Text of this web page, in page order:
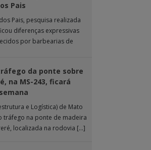
Pais
Pais, pesquisa realizada
diferenças expressivas
por barbearias de
da ponte sobre
na MS-243, ficará
e Logística) de Mato
tráfego na ponte de madeira
localizada na rodovia […]